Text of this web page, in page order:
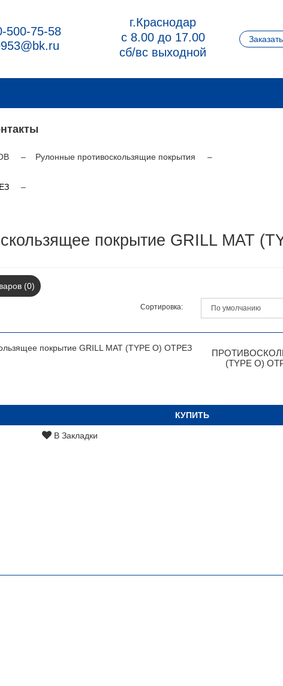
500-75-58
г.Краснодар
с 8.00 до 17.00
сб/вс выходной
Рулонные противоскользящие покрытия
покрытие GRILL MAT
(0)
Сортировка:
(TYPE O)
КУПИТЬ
В Закладки